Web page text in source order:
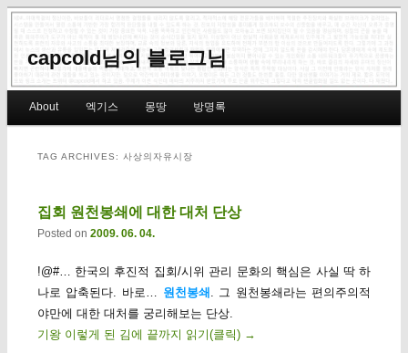
capcold님의 블로그님
Skip to primary content
Skip to secondary content
About 엑기스 몽땅 방명록
TAG ARCHIVES: 사상의자유시장
집회 원천봉쇄에 대한 대처 단상
Posted on 2009. 06. 04.
!@#… 한국의 후진적 집회/시위 관리 문화의 핵심은 사실 딱 하
나로 압축된다. 바로… 원천봉쇄 . 그 원천봉쇄라는 편의주의적
야만에 대한 대처를 궁리해보는 단상.
기왕 이렇게 된 김에 끝까지 읽기(클릭) →